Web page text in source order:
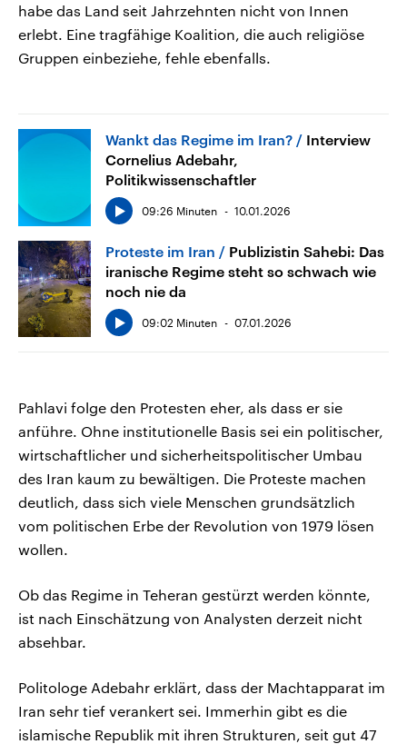
habe das Land seit Jahrzehnten nicht von Innen
erlebt. Eine tragfähige Koalition, die auch religiöse
Gruppen einbeziehe, fehle ebenfalls.
Wankt das Regime im Iran?
Interview
Cornelius Adebahr,
Politikwissenschaftler
09:26 Minuten 10.01.2026
Proteste im Iran
Publizistin Sahebi: Das
iranische Regime steht so schwach wie
noch nie da
09:02 Minuten 07.01.2026
Pahlavi folge den Protesten eher, als dass er sie
anführe. Ohne institutionelle Basis sei ein politischer,
wirtschaftlicher und sicherheitspolitischer Umbau
des Iran kaum zu bewältigen. Die Proteste machen
deutlich, dass sich viele Menschen grundsätzlich
vom politischen Erbe der Revolution von 1979 lösen
wollen.
Ob das Regime in Teheran gestürzt werden könnte,
ist nach Einschätzung von Analysten derzeit nicht
absehbar.
Politologe Adebahr erklärt, dass der Machtapparat im
Iran sehr tief verankert sei. Immerhin gibt es die
islamische Republik mit ihren Strukturen, seit gut 47